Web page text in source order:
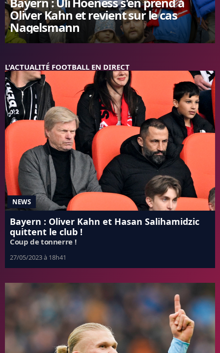
FC BARCELONE
MANCHESTER UNITED
CHELSEA
ARSENAL
L'AVIS DE LA RÉDAC'
Oliver Kahn et revient sur le cas
Nagelsmann
L'ACTUALITÉ FOOTBALL EN DIRECT
NEWS
Bayern : Oliver Kahn et Hasan Salihamidzic
quittent le club !
Coup de tonnerre !
27/05/2023 à 18h41